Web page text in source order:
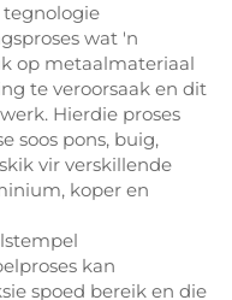
tegnologie
wat 'n
op metaalmateriaal
te veroorsaak en dit
Hierdie proses
soos pons, buig,
vir verskillende
koper en
kan
spoed bereik en die